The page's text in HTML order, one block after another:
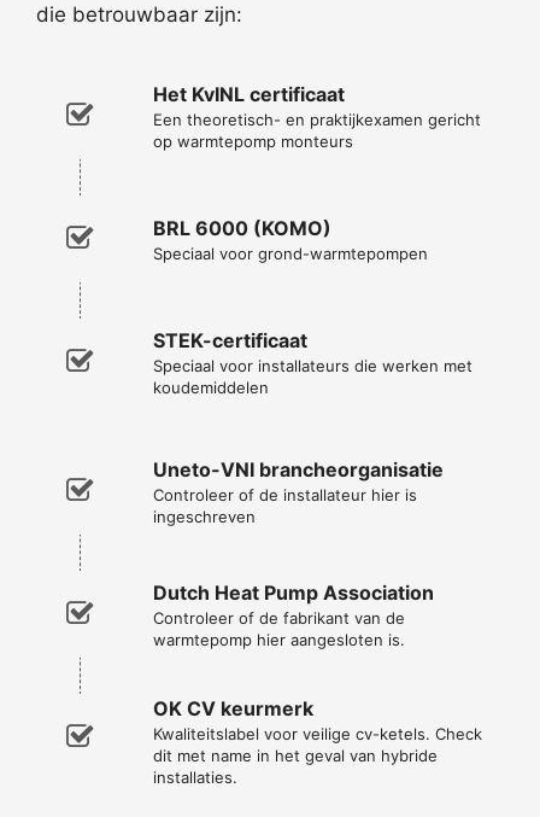
die betrouwbaar zijn:
Het KvINL certificaat
Een theoretisch- en praktijkexamen gericht
op warmtepomp monteurs
BRL 6000 (KOMO)
Speciaal voor grond-warmtepompen
STEK-certificaat
Speciaal voor installateurs die werken met
koudemiddelen
Uneto-VNI brancheorganisatie
Controleer of de installateur hier is
ingeschreven
Dutch Heat Pump Association
Controleer of de fabrikant van de
warmtepomp hier aangesloten is.
OK CV keurmerk
Kwaliteitslabel voor veilige cv-ketels. Check
dit met name in het geval van hybride
installaties.